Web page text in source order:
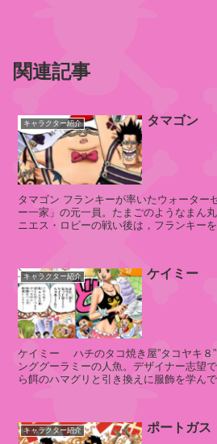
シ
ー
ロ
ッ
ト
家
シ
ャ
ー
ロ
ッ
ト
・
リ
ン
関連記事
キャラクター紹介 タマゴン
タマゴン フランキーが率いたウォーターセブンの解体屋「フランキ
ー一家」の元一員。たまごのようなまん
ニエス・ロビーの戦い後は，フランキー
キャラクター紹介 ケイミー
ケイミー ハチのタコ焼き屋”タコヤキ８”で店員をしていた、キッシ
ンググーラミーの人魚。デザイナー志望
ら餌のハマグリと引き換えに服飾を学ん
キャラクター紹介 ポートガス